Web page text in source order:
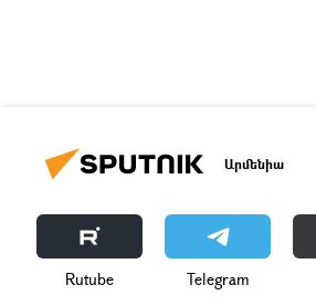
Արմենիա
Rutube Telegram